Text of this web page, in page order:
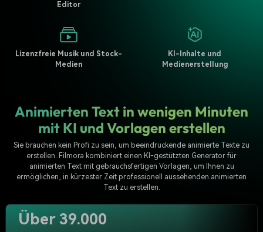
Editor
Lizenzfreie Musik und Stock-
Medien
KI-Inhalte und
Medienerstellung
Animierten Text in wenigen Minuten
mit KI und Vorlagen erstellen
Sie brauchen kein Profi zu sein, um beeindruckende animierte Texte zu
erstellen. Filmora kombiniert einen KI-gestützten Generator für
animierten Text mit gebrauchsfertigen Vorlagen, um Ihnen zu
ermöglichen, in kürzester Zeit professionell aussehenden animierten
Text zu erstellen.
Über 39.000